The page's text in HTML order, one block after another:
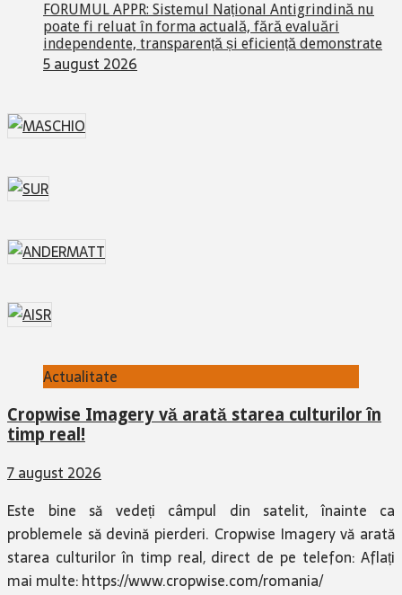
FORUMUL APPR: Sistemul Național Antigrindină nu
poate fi reluat în forma actuală, fără evaluări
independente, transparență și eficiență demonstrate
5 august 2026
Actualitate
Cropwise Imagery vă arată starea culturilor în
timp real!
7 august 2026
Este bine să vedeți câmpul din satelit, înainte ca
problemele să devină pierderi. Cropwise Imagery vă arată
starea culturilor în timp real, direct de pe telefon: Aflați
mai multe: https://www.cropwise.com/romania/